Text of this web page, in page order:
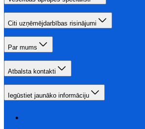
Citi uzņēmējdarbības risinājumi
Par mums
Atbalsta kontakti
Iegūstiet jaunāko informāciju